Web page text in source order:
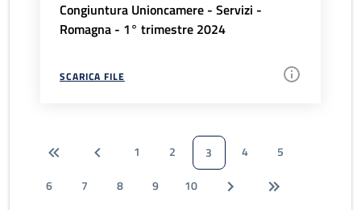
Congiuntura Unioncamere - Servizi -
Romagna - 1° trimestre 2024
SCARICA FILE
1 2 3 4
5
6
7 8 9 10